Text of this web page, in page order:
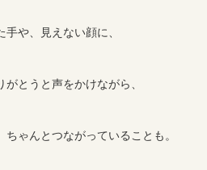
や、見えない顔に、
とうと声をかけながら、
ゃんとつながっていることも。